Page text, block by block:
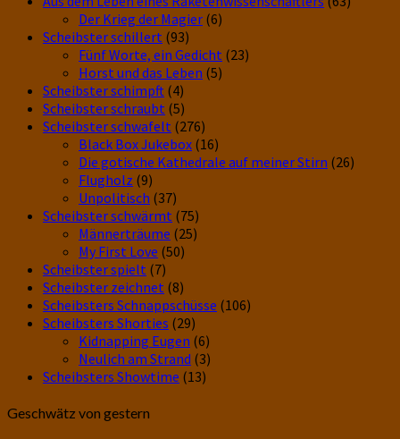
Der Krieg der Magier (6)
Scheibster schillert (93)
Fünf Worte, ein Gedicht (23)
Horst und das Leben (5)
Scheibster schimpft (4)
Scheibster schraubt (5)
Scheibster schwafelt (276)
Black Box Jukebox (16)
Die gotische Kathedrale auf meiner Stirn (26)
Flugholz (9)
Unpolitisch (37)
Scheibster schwärmt (75)
Männerträume (25)
My First Love (50)
Scheibster spielt (7)
Scheibster zeichnet (8)
Scheibsters Schnappschüsse (106)
Scheibsters Shorties (29)
Kidnapping Eugen (6)
Neulich am Strand (3)
Scheibsters Showtime (13)
Geschwätz von gestern